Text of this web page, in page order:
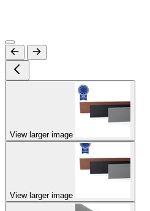
View larger image
View larger image